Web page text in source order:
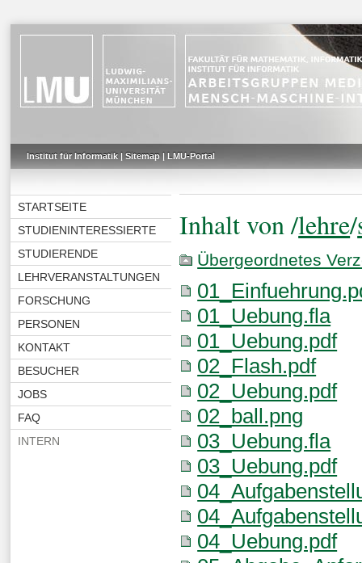
Institut für Informatik| Sitemap| LMU-Portal
STARTSEITE
STUDIENINTERESSIERTE
STUDIERENDE
LEHRVERANSTALTUNGEN
FORSCHUNG
PERSONEN
KONTAKT
BESUCHER
JOBS
FAQ
INTERN
Inhalt von /lehre/
Übergeordnetes
01_Uebung.fla
01_Uebung.pdf
02_Flash.pdf
02_Uebung.pdf
02_ball.png
03_Uebung.fla
03_Uebung.pdf
04_Uebung.pdf